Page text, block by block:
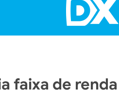
faixa de